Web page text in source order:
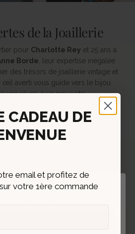
de la Joaillerie
pour Charlotte Rey et 25 ans à
Borde , leur expertise inégalée
des trésors de joaillerie vintage et
œil averti vous guide vers le bijou
vos rêves, à un prix juste.
ET AUTHENTIFICATION
digital.
CADEAU DE
email et profitez de
sur votre 1ère commande